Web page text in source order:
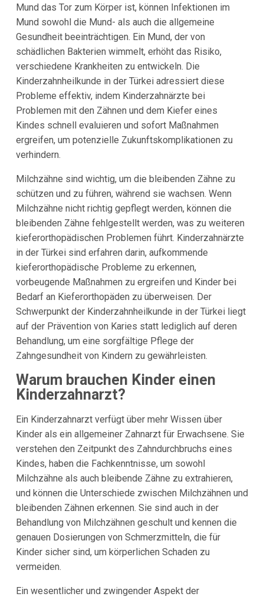
Mund das Tor zum Körper ist, können Infektionen im
Mund sowohl die Mund- als auch die allgemeine
Gesundheit beeinträchtigen. Ein Mund, der von
schädlichen Bakterien wimmelt, erhöht das Risiko,
verschiedene Krankheiten zu entwickeln. Die
Kinderzahnheilkunde in der Türkei adressiert diese
Probleme effektiv, indem Kinderzahnärzte bei
Problemen mit den Zähnen und dem Kiefer eines
Kindes schnell evaluieren und sofort Maßnahmen
ergreifen, um potenzielle Zukunftskomplikationen zu
verhindern.
Milchzähne sind wichtig, um die bleibenden Zähne zu
schützen und zu führen, während sie wachsen. Wenn
Milchzähne nicht richtig gepflegt werden, können die
bleibenden Zähne fehlgestellt werden, was zu weiteren
kieferorthopädischen Problemen führt. Kinderzahnärzte
in der Türkei sind erfahren darin, aufkommende
kieferorthopädische Probleme zu erkennen,
vorbeugende Maßnahmen zu ergreifen und Kinder bei
Bedarf an Kieferorthopäden zu überweisen. Der
Schwerpunkt der Kinderzahnheilkunde in der Türkei liegt
auf der Prävention von Karies statt lediglich auf deren
Behandlung, um eine sorgfältige Pflege der
Zahngesundheit von Kindern zu gewährleisten.
Warum brauchen Kinder einen
Kinderzahnarzt?
Ein Kinderzahnarzt verfügt über mehr Wissen über
Kinder als ein allgemeiner Zahnarzt für Erwachsene. Sie
verstehen den Zeitpunkt des Zahndurchbruchs eines
Kindes, haben die Fachkenntnisse, um sowohl
Milchzähne als auch bleibende Zähne zu extrahieren,
und können die Unterschiede zwischen Milchzähnen und
bleibenden Zähnen erkennen. Sie sind auch in der
Behandlung von Milchzähnen geschult und kennen die
genauen Dosierungen von Schmerzmitteln, die für
Kinder sicher sind, um körperlichen Schaden zu
vermeiden.
Ein wesentlicher und zwingender Aspekt der